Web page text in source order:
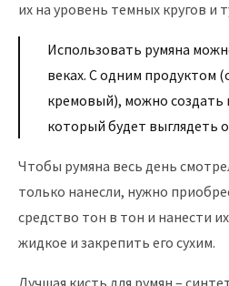
их на уровень темных кругов и
Использовать румяна
веках. С одним продуктом
кремовый), можно создать
который будет выглядеть
Чтобы румяна весь день
только нанесли, нужно
средство тон в тон и нанести
жидкое и закрепить его сухим.
Лучшая кисть для румян –